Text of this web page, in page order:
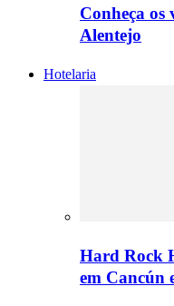
Conheça os
Alentejo
Hotelaria
Hard Rock
em Cancún